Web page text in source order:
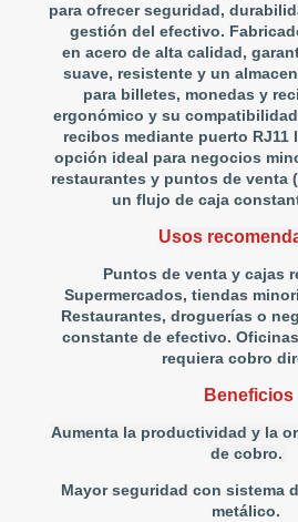
para ofrecer seguridad,
gestión del efectivo.
en acero de alta calidad,
suave, resistente y un
para billetes, monedas y
ergonómico y su
recibos mediante puerto RJ11
opción ideal para negocios
restaurantes y puntos de venta
un flujo de caja
Usos
Puntos de venta y cajas
Supermercados, tiendas
Restaurantes, droguerías o
constante de efectivo.
requiera cobro
Beneficios
Aumenta la productividad y la
de cobro.
Mayor seguridad con sistema
metálico.